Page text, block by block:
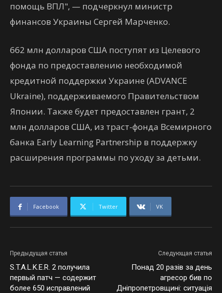
помощь ВПЛ", — подчеркнул министр
финансов Украины Сергей Марченко.
662 млн долларов США поступят из Целевого
фонда по предоставлению необходимой
кредитной поддержки Украине (ADVANCE
Ukraine), поддерживаемого Правительством
Японии. Также будет предоставлен грант, 2
млн долларов США, из траст-фонда Всемирного
банка Early Learning Partnership в поддержку
расширения программы по уходу за детьми.
Facebook Twitter VK
Предыдущая статья
S.T.A.L.K.E.R. 2 получила
первый патч — содержит
более 650 исправлений
Следующая статья
Понад 20 разів за день
агресор бив по
Дніпропетровщині: ситуація